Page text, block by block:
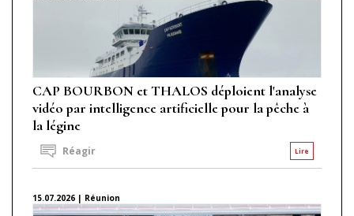
CAP BOURBON et THALOS déploient l'analyse
vidéo par intelligence artificielle pour la pêche à
la légine
Lire
Réagir
15.07.2026 | Réunion